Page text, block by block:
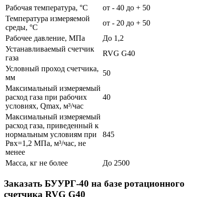
Рабочая температура, °С
от - 40 до + 50
Температура измеряемой
среды, °С
от - 20 до + 50
Рабочее давление, МПа
До 1,2
Устанавливаемый счетчик
газа
RVG G40
Условный проход счетчика,
мм
50
Максимальный измеряемый
расход газа при рабочих
условиях, Qmax, м³/час
40
Максимальный измеряемый
расход газа, приведенный к
нормальным условиям при
Рвх=1,2 МПа, м³/час, не
менее
845
Масса, кг не более До 2500
Заказать БУУРГ-40 на базе ротационного
счетчика RVG G40